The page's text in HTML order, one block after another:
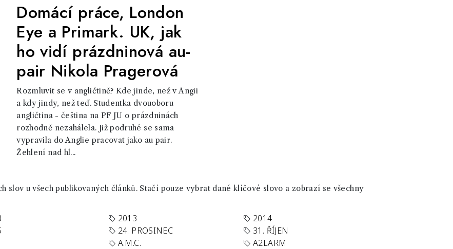
Domácí práce, London
Eye a Primark. UK, jak
ho vidí prázdninová au-
pair Nikola Pragerová
Rozmluvit se v angličtině? Kde jinde, než v Angii
a kdy jindy, než teď. Studentka dvouoboru
angličtina - čeština na PF JU o prázdninách
rozhodně nezahálela. Již podruhé se sama
vypravila do Anglie pracovat jako au pair.
Žehlení nad hl...
slov u všech publikovaných článků. Stačí pouze vybrat dané klíčové slovo a zobrazí se všechny
2013
2014
24. PROSINEC
31. ŘÍJEN
A.M.C.
A2LARM